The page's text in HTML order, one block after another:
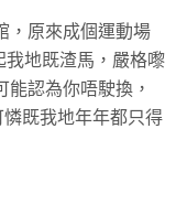
，原來成個運動場
我地既渣馬，嚴格嚟
認為你唔駛換，
憐既我地年年都只得